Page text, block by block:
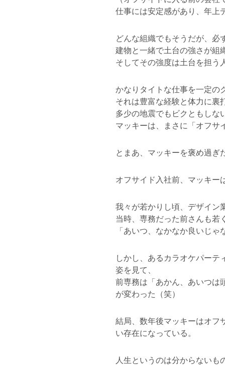
仕事には安定感があり、年上
どんな組織でもそうだが、必
建物と一緒で土台の強さが組
そしてその強度は土台を担う
かなりタイトな仕事を一定の
それは豊富な経験と体力に裏
多少の地震でもビクともしな
マッキーは、まさに「オフサ
とまあ、マッキーを褒め過ぎ
オフサイド入社前、マッキー
我々が若かりし頃、デザイン
当時、専務だった前さんも若
「あいつ、なかなか良いじ
しかし、あるカラオケパーテ
姿を見て、
前専務は「あかん、あいつ
が変わった（笑）
結局、数年後マッキーはオフ
い存在になっている。
人生というのは分からないも